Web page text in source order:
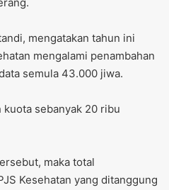
mengatakan tahun ini
mengalami penambahan
semula 43.000 jiwa.
kuota sebanyak 20 ribu
maka total
Kesehatan yang ditanggung